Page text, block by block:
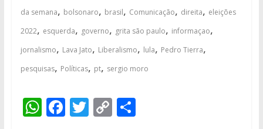
da semana, bolsonaro, brasil, Comunicação, direita, eleições
2022, esquerda, governo, grita são paulo, informaçao,
jornalismo, Lava Jato, Liberalismo, lula, Pedro Tierra,
pesquisas, Políticas, pt, sergio moro
W F T C S